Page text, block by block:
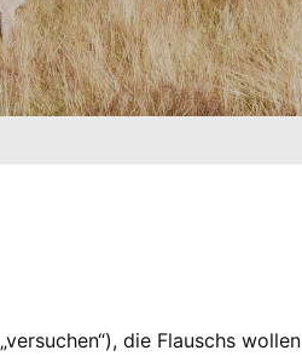
die Flauschs wollen